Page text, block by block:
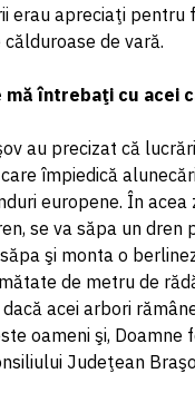
erau apreciaţi pentru
de vară.
întrebaţi cu acei
au precizat că
împiedică
europene. În
se va săpa un dren
şi monta o
de metru de
acei arbori
oameni şi, Doamne
Judeţean